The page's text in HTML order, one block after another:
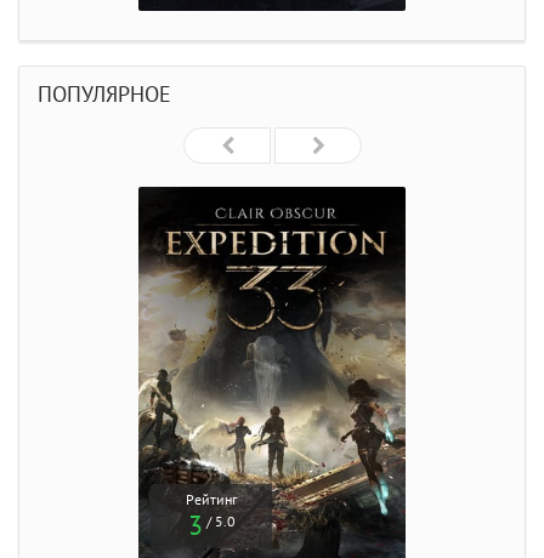
ПОПУЛЯРНОЕ
Рейтинг
3 / 5.0